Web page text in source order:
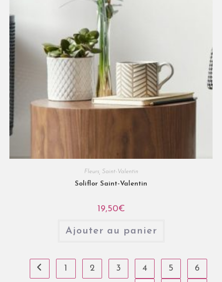
Fleurs, Saint-Valentin
Soliflor Saint-Valentin
19,50€
Ajouter au panier
1 2 3 4 5 6